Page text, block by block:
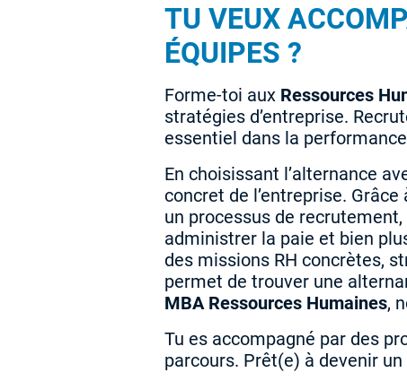
TU VEUX
ÉQUIPES ?
Forme-toi aux Ressources
stratégies d’entreprise.
essentiel dans la
En choisissant l’alternance
concret de l’entreprise.
un processus de
administrer la paie et bien
des missions RH concrètes,
permet de trouver une
MBA Ressources Humaines,
Tu es accompagné par des
parcours. Prêt(e) à devenir